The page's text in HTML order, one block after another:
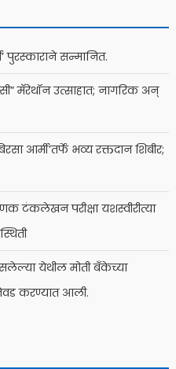
पुरस्काराने सन्मानित.
मॅरेथॉन उत्साहात; नागरिक अन्
आर्मी’तर्फे भव्य रक्तदान शिबीर;
टंकलेखन परीक्षा यशस्वीरीत्या
येथील मोती बँकेच्या
करण्यात आली.